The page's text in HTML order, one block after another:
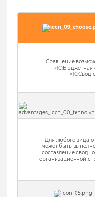
Сравнение
«1С:Бюджетная
«1С:Свод
Для любого вида
может быть
составление
организационной